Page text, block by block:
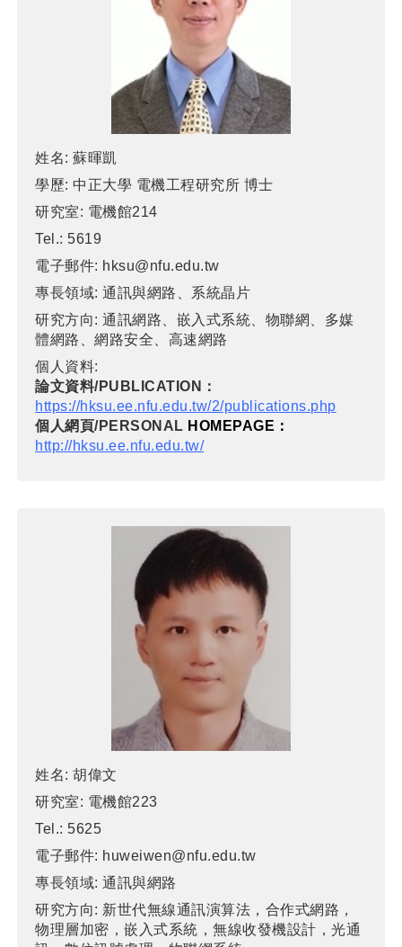
姓名: 蘇暉凱
學歷: 中正大學 電機工程研究所 博士
研究室: 電機館214
Tel.: 5619
電子郵件: hksu@nfu.edu.tw
專長領域: 通訊與網路、系統晶片
研究方向: 通訊網路、嵌入式系統、物聯網、多媒
體網路、網路安全、高速網路
個人資料:
論文資料/PUBLICATION：
https://hksu.ee.nfu.edu.tw/2/publications.php
個人網頁/PERSONAL HOMEPAGE：
http://hksu.ee.nfu.edu.tw/
姓名: 胡偉文
研究室: 電機館223
Tel.: 5625
電子郵件: huweiwen@nfu.edu.tw
專長領域: 通訊與網路
研究方向: 新世代無線通訊演算法，合作式網路，
物理層加密，嵌入式系統，無線收發機設計，光通